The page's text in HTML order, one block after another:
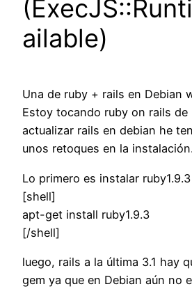
ailable)
Una de ruby + rails en Debian
Estoy tocando ruby on rails de
actualizar rails en debian he
unos retoques en la
Lo primero es instalar ruby1.9.3
[shell]
apt-get install ruby1.9.3
[/shell]
luego, rails a la última 3.1 hay
gem ya que en Debian aún no